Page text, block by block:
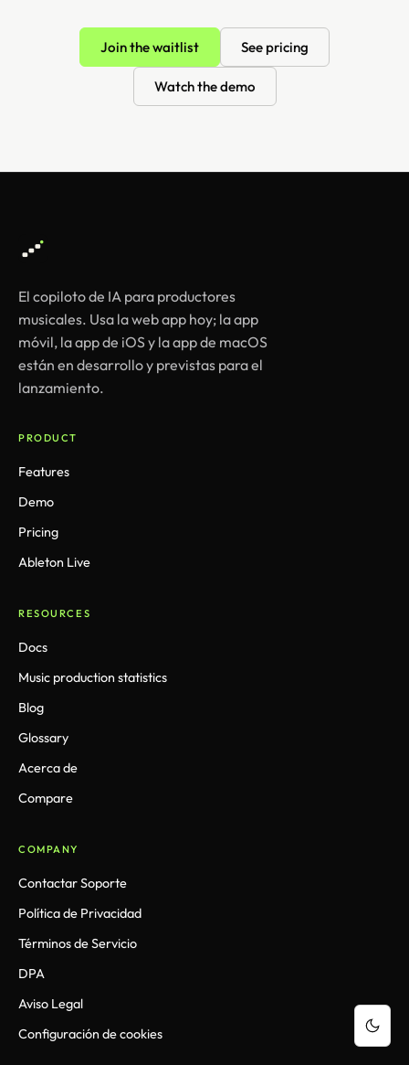
Join the waitlist See pricing
Watch the demo
El copiloto de IA para productores
musicales. Usa la web app hoy; la app
móvil, la app de iOS y la app de macOS
están en desarrollo y previstas para el
lanzamiento.
PRODUCT
Features
Demo
Pricing
Ableton Live
RESOURCES
Docs
Music production statistics
Blog
Glossary
Acerca de
Compare
COMPANY
Contactar Soporte
Política de Privacidad
Términos de Servicio
DPA
Aviso Legal
Configuración de cookies